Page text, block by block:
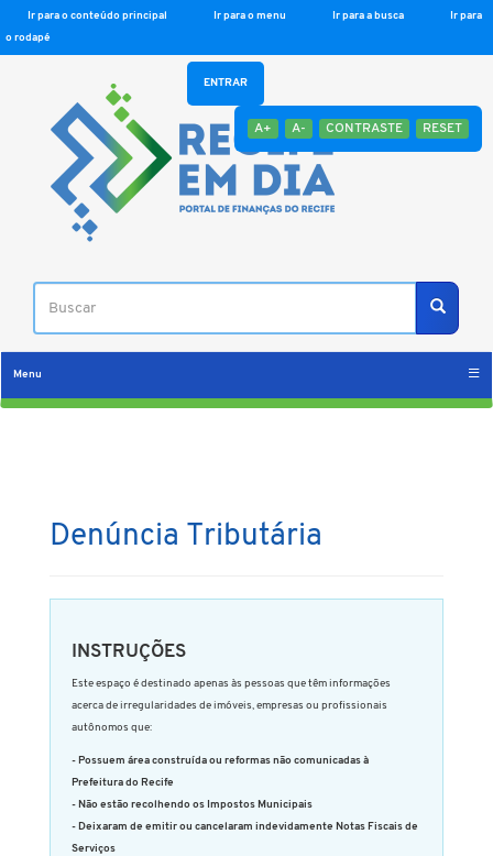
Ir para o conteúdo principal Ir para o menu Ir para a busca
Ir para
o rodapé
A+ A- CONTRASTE RESET
Buscar
ENTRAR
Menu
Denúncia Tributária
INSTRUÇÕES
Este espaço é destinado apenas às pessoas que têm informações
acerca de irregularidades de imóveis, empresas ou profissionais
autônomos que:
- Possuem área construída ou reformas não comunicadas à
Prefeitura do Recife
- Não estão recolhendo os Impostos Municipais
- Deixaram de emitir ou cancelaram indevidamente Notas Fiscais de
Serviços